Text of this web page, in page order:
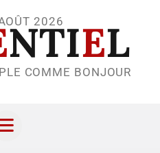
2026
NTIEL
COMME BONJOUR